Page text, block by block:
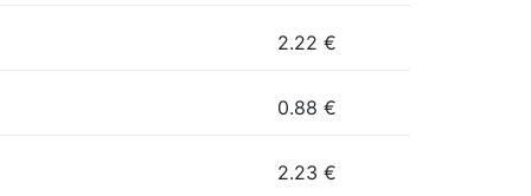
2.22 €
0.88 €
2.23 €